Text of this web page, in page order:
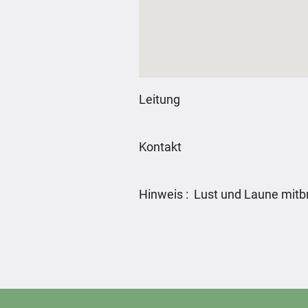
Leitung
Kontakt
Hinweis : Lust und Laune